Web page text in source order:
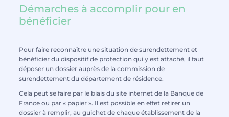
Démarches à accomplir pour en
bénéficier
Pour faire reconnaître une situation de surendettement et
bénéficier du dispositif de protection qui y est attaché, il faut
déposer un dossier auprès de la commission de
surendettement du département de résidence.
Cela peut se faire par le biais du site internet de la Banque de
France ou par « papier ». Il est possible en effet retirer un
dossier à remplir, au guichet de chaque établissement de la